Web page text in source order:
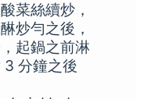
菜絲續炒，
炒勻之後，
起鍋之前淋
3 分鐘之後